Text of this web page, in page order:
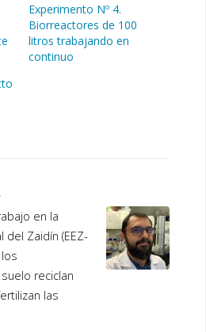
Experimento Nº 4.
Biorreactores de 100
litros trabajando en
continuo
en la
del Zaidín (EEZ-
reciclan
las